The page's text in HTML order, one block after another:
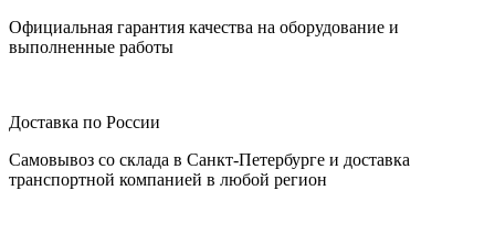
Официальная гарантия качества на оборудование и
выполненные работы
Доставка по России
Самовывоз со склада в Санкт-Петербурге и доставка
транспортной компанией в любой регион